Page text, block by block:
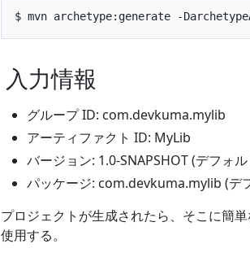
入力情報
グループ ID: com.devkuma.mylib
アーティファクト ID: MyLib
バージョン: 1.0-SNAPSHOT (デフォ
パッケージ: com.devkuma.mylib (デ
プロジェクトが生成されたら、そこに簡
使用する。